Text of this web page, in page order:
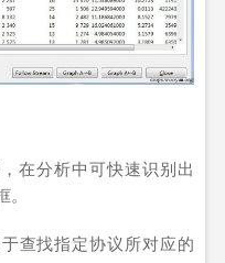
在分析中可快速识别出
查找指定协议所对应的